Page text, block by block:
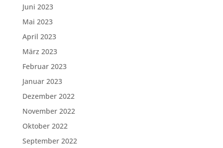
Juni 2023
Mai 2023
April 2023
März 2023
Februar 2023
Januar 2023
Dezember 2022
November 2022
Oktober 2022
September 2022